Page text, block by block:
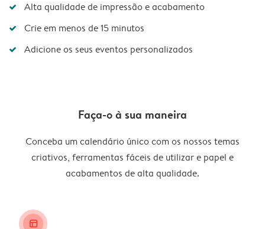
Alta qualidade de impressão e acabamento
Crie em menos de 15 minutos
Adicione os seus eventos personalizados
Faça-o à sua maneira
Conceba um calendário único com os nossos temas
criativos, ferramentas fáceis de utilizar e papel e
acabamentos de alta qualidade.
layout_alt